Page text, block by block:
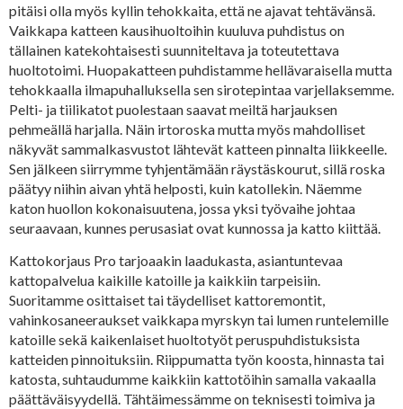
pitäisi olla myös kyllin tehokkaita, että ne ajavat tehtävänsä.
Vaikkapa katteen kausihuoltoihin kuuluva puhdistus on
tällainen katekohtaisesti suunniteltava ja toteutettava
huoltotoimi. Huopakatteen puhdistamme hellävaraisella mutta
tehokkaalla ilmapuhalluksella sen sirotepintaa varjellaksemme.
Pelti- ja tiilikatot puolestaan saavat meiltä harjauksen
pehmeällä harjalla. Näin irtoroska mutta myös mahdolliset
näkyvät sammalkasvustot lähtevät katteen pinnalta liikkeelle.
Sen jälkeen siirrymme tyhjentämään räystäskourut, sillä roska
päätyy niihin aivan yhtä helposti, kuin katollekin. Näemme
katon huollon kokonaisuutena, jossa yksi työvaihe johtaa
seuraavaan, kunnes perusasiat ovat kunnossa ja katto kiittää.
Kattokorjaus Pro tarjoaakin laadukasta, asiantuntevaa
kattopalvelua kaikille katoille ja kaikkiin tarpeisiin.
Suoritamme osittaiset tai täydelliset kattoremontit,
vahinkosaneeraukset vaikkapa myrskyn tai lumen runtelemille
katoille sekä kaikenlaiset huoltotyöt peruspuhdistuksista
katteiden pinnoituksiin. Riippumatta työn koosta, hinnasta tai
katosta, suhtaudumme kaikkiin kattotöihin samalla vakaalla
päättäväisyydellä. Tähtäimessämme on teknisesti toimiva ja